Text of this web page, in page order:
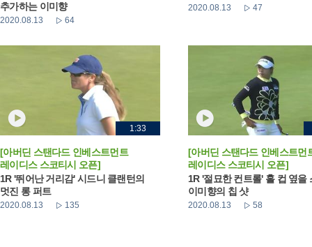
추가하는 이미향
2020.08.13 64
2020.08.13 47
1:33
[아버딘 스탠다드 인베스트먼트
레이디스 스코티시 오픈]
1R '뛰어난 거리감' 시드니 클랜턴의
멋진 롱 퍼트
2020.08.13 135
[아버딘 스탠다드 인베스트먼
레이디스 스코티시 오픈]
1R '절묘한 컨트롤' 홀 컵 옆을
이미향의 칩 샷
2020.08.13 58